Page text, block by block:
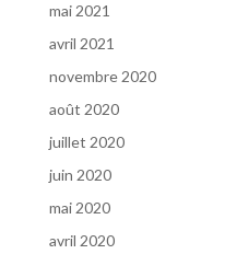
mai 2021
avril 2021
novembre 2020
août 2020
juillet 2020
juin 2020
mai 2020
avril 2020